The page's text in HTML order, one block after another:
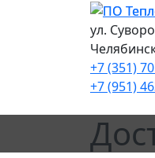
ул.
+7 (351)
+7 (951)